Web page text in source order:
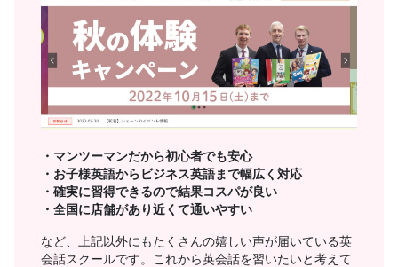
・マンツーマンだから初心者でも安心
・お子様英語からビジネス英語まで幅広く対応
・確実に習得できるので結果コスパが良い
・全国に店舗があり近くて通いやすい
など、上記以外にもたくさんの嬉しい声が届いている英
会話スクールです。これから英会話を習いたいと考えて